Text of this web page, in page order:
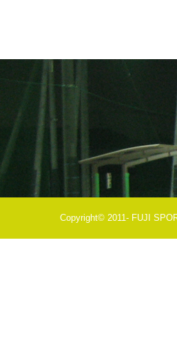
Copyright© 2011- FUJI